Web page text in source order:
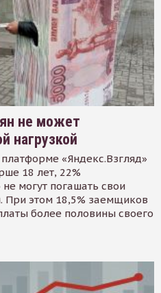
не может
нагрузкой
«Яндекс.Взгляд»
18 лет, 22%
могут погашать свои
При этом 18,5% заемщиков
более половины своего